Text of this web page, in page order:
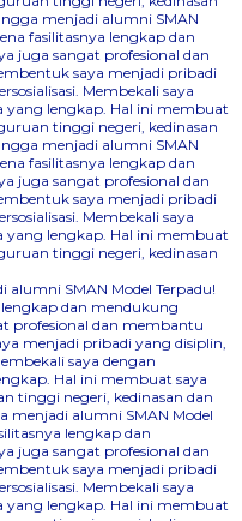
menjadi alumni SMAN
fasilitasnya lengkap dan
juga sangat profesional dan
saya menjadi pribadi
Membekali saya
lengkap. Hal ini membuat
tinggi negeri, kedinasan
menjadi alumni SMAN
fasilitasnya lengkap dan
juga sangat profesional dan
saya menjadi pribadi
Membekali saya
lengkap. Hal ini membuat
tinggi negeri, kedinasan
SMAN Model Terpadu!
lengkap dan mendukung
profesional dan membantu
menjadi pribadi yang disiplin,
saya dengan
Hal ini membuat saya
tinggi negeri, kedinasan dan
menjadi alumni SMAN Model
lengkap dan
juga sangat profesional dan
saya menjadi pribadi
Membekali saya
lengkap. Hal ini membuat